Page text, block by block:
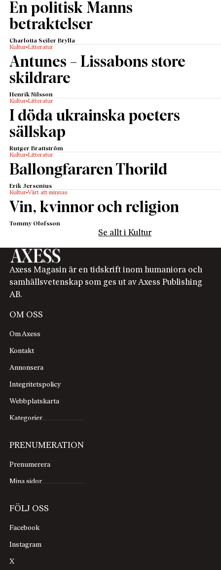
En politisk Manns
betraktelser
Charlotta Seiler Brylla
Kultur Litteratur
Antunes – Lissabons store
skildrare
Henrik Nilsson
Kultur Litteratur
I döda ukrainska poeters
sällskap
Rutger Brattström
Kultur Litteratur
Ballongfararen Thorild
Erik Jersenius
Kultur Värt att minnas
Vin, kvinnor och religion
Tommy Olofsson
Se allt i Kultur
Axess Magasin är en tidskrift inom humaniora och
samhällsvetenskap som ges ut av Axess Publishing
AB.
OM OSS
Om Axess
Kontakt
Annonsera
Integritetspolicy
Webbplatskarta
Kategorier
PRENUMERATION
Prenumerera
Mina sidor
FÖLJ OSS
Facebook
Instagram
X